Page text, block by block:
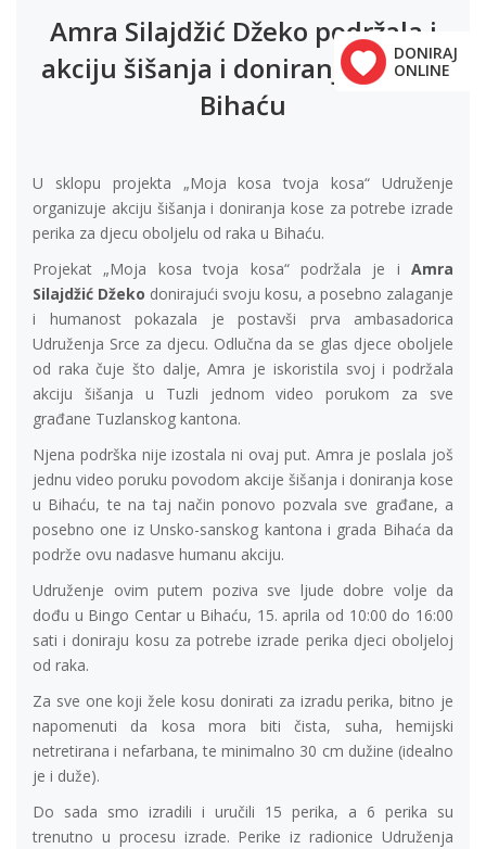
DONIRAJ
ONLINE
Amra Silajdžić Džeko podržala i
akciju šišanja i doniranja kose u
Bihaću
U sklopu projekta „Moja kosa tvoja kosa“ Udruženje
organizuje akciju šišanja i doniranja kose za potrebe izrade
perika za djecu oboljelu od raka u Bihaću.
Projekat „Moja kosa tvoja kosa“ podržala je i Amra
Silajdžić Džeko donirajući svoju kosu, a posebno zalaganje
i humanost pokazala je postavši prva ambasadorica
Udruženja Srce za djecu. Odlučna da se glas djece oboljele
od raka čuje što dalje, Amra je iskoristila svoj i podržala
akciju šišanja u Tuzli jednom video porukom za sve
građane Tuzlanskog kantona.
Njena podrška nije izostala ni ovaj put. Amra je poslala još
jednu video poruku povodom akcije šišanja i doniranja kose
u Bihaću, te na taj način ponovo pozvala sve građane, a
posebno one iz Unsko-sanskog kantona i grada Bihaća da
podrže ovu nadasve humanu akciju.
Udruženje ovim putem poziva sve ljude dobre volje da
dođu u Bingo Centar u Bihaću, 15. aprila od 10:00 do 16:00
sati i doniraju kosu za potrebe izrade perika djeci oboljeloj
od raka.
Za sve one koji žele kosu donirati za izradu perika, bitno je
napomenuti da kosa mora biti čista, suha, hemijski
netretirana i nefarbana, te minimalno 30 cm dužine (idealno
je i duže).
Do sada smo izradili i uručili 15 perika, a 6 perika su
trenutno u procesu izrade. Perike iz radionice Udruženja